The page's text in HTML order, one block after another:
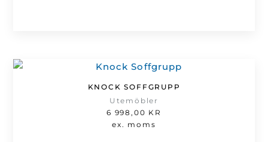
KNOCK SOFFGRUPP
Utemöbler
6 998,00 KR
ex. moms